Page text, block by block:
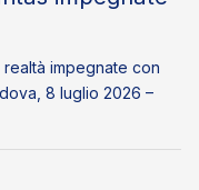
impegnate con
8 luglio 2026 –